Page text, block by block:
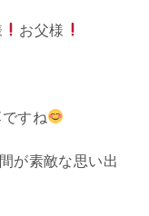
お父様
すね
が素敵な思い出